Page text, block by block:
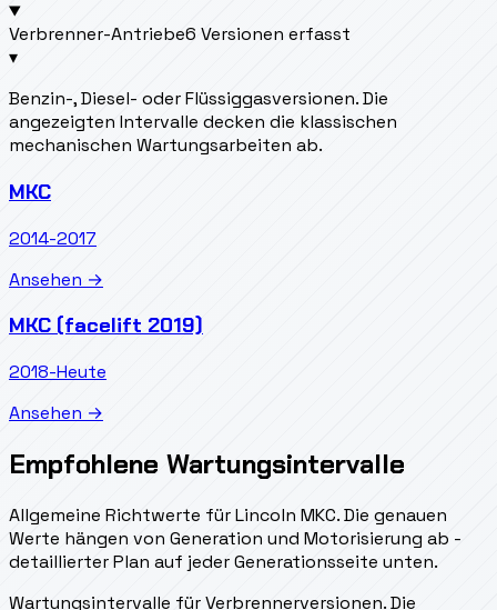
Verbrenner-Antriebe6 Versionen erfasst
▾
Benzin-, Diesel- oder Flüssiggasversionen. Die
angezeigten Intervalle decken die klassischen
mechanischen Wartungsarbeiten ab.
MKC
2014-2017
Ansehen →
MKC (facelift 2019)
2018-Heute
Ansehen →
Empfohlene Wartungsintervalle
Allgemeine Richtwerte für Lincoln MKC. Die genauen
Werte hängen von Generation und Motorisierung ab -
detaillierter Plan auf jeder Generationsseite unten.
Wartungsintervalle für Verbrennerversionen. Die